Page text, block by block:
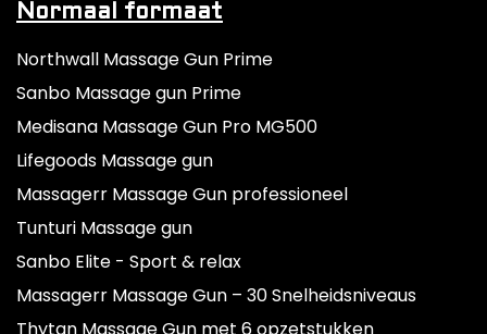
Normaal formaat
Northwall Massage Gun Prime
Sanbo Massage gun Prime
Medisana Massage Gun Pro MG500
Lifegoods Massage gun
Massagerr Massage Gun professioneel
Tunturi Massage gun
Sanbo Elite - Sport & relax
Massagerr Massage Gun – 30 Snelheidsniveaus
Thytan Massage Gun met 6 opzetstukken